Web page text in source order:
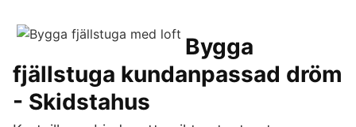
Bygga
fjällstuga kundanpassad dröm
- Skidstahus